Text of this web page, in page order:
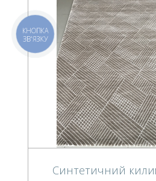
Синтетичний
КНОПКА
ЗВ'ЯЗКУ